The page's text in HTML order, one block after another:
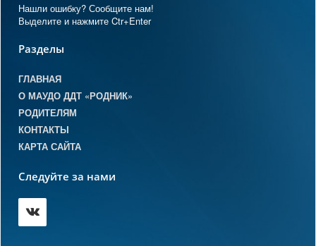
Нашли ошибку? Сообщите нам!
Выделите и нажмите Ctr+Enter
Разделы
ГЛАВНАЯ
О МАУДО ДДТ «РОДНИК»
РОДИТЕЛЯМ
КОНТАКТЫ
КАРТА САЙТА
Следуйте за нами